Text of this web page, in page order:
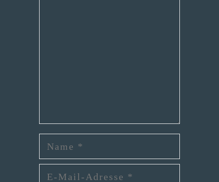
Name
E-